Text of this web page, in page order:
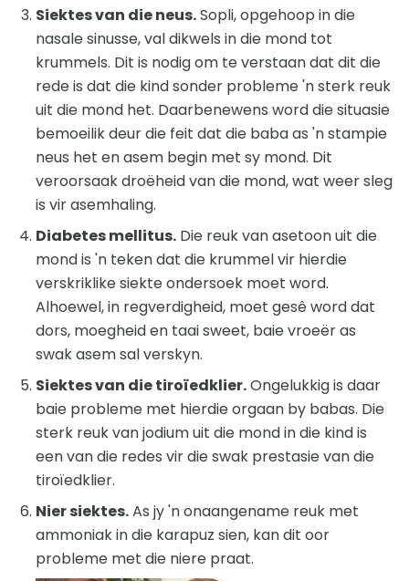
Siektes van die neus.Sopli, opgehoop in die
nasale sinusse, val dikwels in die mond tot
krummels. Dit is nodig om te verstaan ​​dat dit die
rede is dat die kind sonder probleme 'n sterk reuk
uit die mond het. Daarbenewens word die situasie
bemoeilik deur die feit dat die baba as 'n stampie
neus het en asem begin met sy mond. Dit
veroorsaak droëheid van die mond, wat weer sleg
is vir asemhaling.
Diabetes mellitus. Die reuk van asetoon uit die
mond is 'n teken dat die krummel vir hierdie
verskriklike siekte ondersoek moet word.
Alhoewel, in regverdigheid, moet gesê word dat
dors, moegheid en taai sweet, baie vroeër as
swak asem sal verskyn.
Siektes van die tiroïedklier.Ongelukkig is daar
baie probleme met hierdie orgaan by babas. Die
sterk reuk van jodium uit die mond in die kind is
een van die redes vir die swak prestasie van die
tiroïedklier.
Nier siektes.As jy 'n onaangename reuk met
ammoniak in die karapuz sien, kan dit oor
probleme met die niere praat.